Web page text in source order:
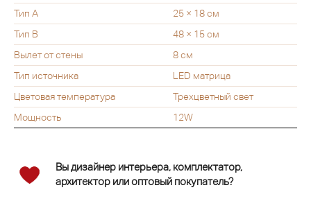
Тип A
25 × 18 см
Тип B
48 × 15 см
Вылет от стены
8 см
Тип источника
LED матрица
Цветовая температура
Трехцветный свет
Мощность
12W
Вы дизайнер интерьера, комплектатор,
архитектор или оптовый покупатель?